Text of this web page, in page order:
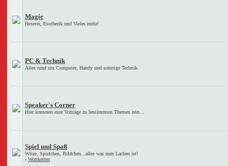
Magie
Hexerei, Esotherik und Vieles mehr!
PC & Technik
Alles rund um Computer, Handy und sonstige Technik.
Speaker's Corner
Hier kommen eure Vorträge zu bestimmten Themen rein...
Spiel und Spaß
Witze, Spielchen, Bildchen...alles was zum Lachen ist!
› Wortketten